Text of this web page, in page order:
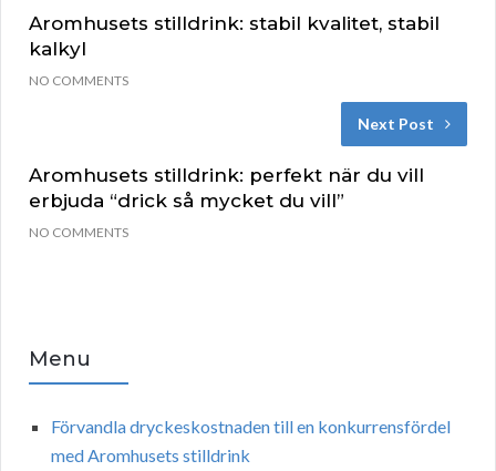
Aromhusets stilldrink: stabil kvalitet, stabil
kalkyl
NO COMMENTS
Next Post
Aromhusets stilldrink: perfekt när du vill
erbjuda “drick så mycket du vill”
NO COMMENTS
Menu
Förvandla dryckeskostnaden till en konkurrensfördel
med Aromhusets stilldrink